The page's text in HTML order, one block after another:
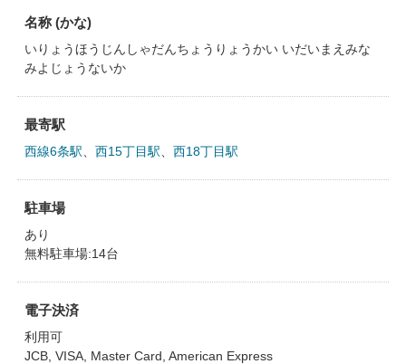
名称 (かな)
いりょうほうじんしゃだんちょうりょうかい いだいまえみな
みよじょうないか
最寄駅
西線6条駅 西15丁目駅 西18丁目駅
駐車場
あり
無料駐車場:14台
電子決済
利用可
JCB, VISA, Master Card, American Express